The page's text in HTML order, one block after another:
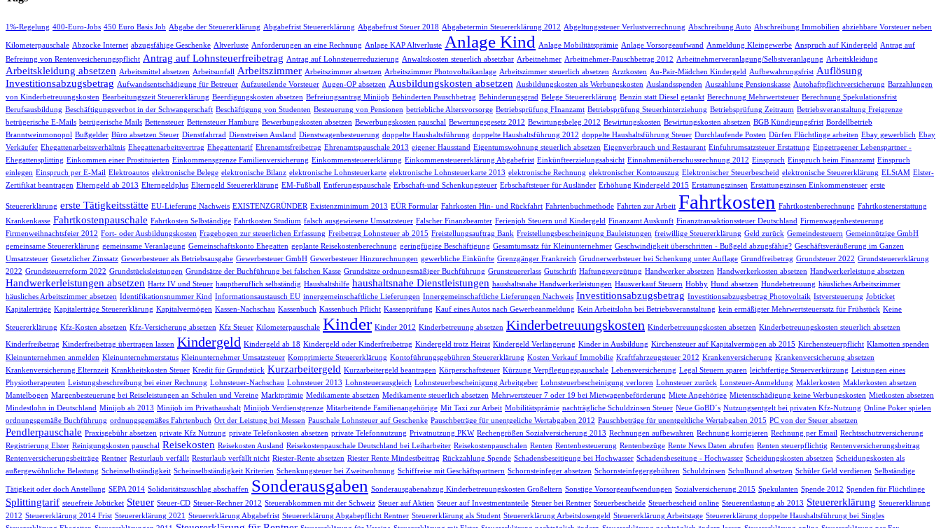
1%-Regelung 400-Euro-Jobs 450 Euro Basis Job Abgabe der Steuererklärung Abgabefrist Steuererklärung Abgabefrust Steuer 2018 Abgabetermin Steuererklärung 2012 Abgeltungssteuer Verlustverrechnung Abschreibung Auto Abschreibung Immobilien abziehbare Vorsteuer neben
Kilometerpauschale Abzocke Internet abzugsfähige Geschenke Altverluste Anforderungen an eine Rechnung Anlage KAP Altverluste Anlage Kind Anlage Mobilitätsprämie Anlage Vorsorgeaufwand Anmeldung Kleingewerbe Anspruch auf Kindergeld
Antrag auf
Befreiung von Rentenvesicherungspflicht Antrag auf Lohnsteuerfreibetrag Antrag auf Lohnsteuerreduzierung Anwaltskosten steuerlich absetzbar Arbeitnehmer Arbeitnehmer-Pauschbetrag 2012 Arbeitnehmerveranlagung/Selbstveranlagung Arbeitskleidung
Arbeitskleidung absetzen Arbeitsmittel absetzen Arbeitsunfall Arbeitszimmer Arbeitszimmer absetzen Arbeitszimmer Photovoltaikanlage Arbeitszimmer steuerlich absetzen Arztkosten Au-Pair-Mädchen Kindergeld Aufbewahrungsfrist Auflösung
Investitionsabzugsbetrag Aufwandsentschädigung für Betreuer Aufzuteilende Vorsteuer Augen-OP absetzen Ausbildungskosten absetzen Ausbildungskosten als Werbungskosten Auslandsspenden Auszahlung Pensionskasse Autohaftpflichtversicherung Barzahlungen
von Kinderbetreuungskosten Bearbeitungszeit Steuererklärung Beerdigungskosten absetzen Befreiungsantrag Minijob Behinderten Pauschbetrag Behinderungsgrad Belege Steuererklärung Benzin statt Diesel getankt Berechnung Mehrwertsteuer Berechnung Spekulationsfrist
Berufsausbildung Beschäftigungsverbot in der Schwangerschaft Beschäftigung von Studenten Besteuerung von Pensionen betriebliche Altersvorsorge Betriebsprüfung FInanzamt Betriebsprüfung Steuerhinterziehung Betriebsprüfung Zeitraum Betriebsveranstaltung Freigrenze
betrügerische E-Mails betrügerische Mails Bettensteuer Bettensteuer Hamburg Bewerbungskosten absetzen Bewerbungskosten pauschal Bewertungsgesetz 2012 Bewirtungsbeleg 2012 Bewirtungskosten Bewirtungskosten absetzen BGB Kündigungsfrist Bordellbetrieb
Branntweinmonopol Bußgelder Büro absetzen Steuer Dienstfahrrad Dienstreisen Ausland Dienstwagenbesteuerung doppelte Haushaltsführung doppelte Haushaltsführung 2012 doppelte Haushaltsführung Steuer Durchlaufende Posten Dürfen Flüchtlinge arbeiten Ebay gewerblich Ebay
Verkäufer Ehegattenarbeitsverhältnis Ehegattenarbeitsvertrag Ehegattentarif Ehrenamtsfreibetrag Ehrenamtspauschale 2013 eigener Hausstand Eigentumswohnung steuerlich absetzen Eigenverbrauch und Restaurant Einfuhrumsatzsteuer Erstattung Eingetragener Lebenspartner -
Ehegattensplitting Einkommen einer Prostituierten Einkommensgrenze Familienversicherung Einkommensteuererklärung Einkommensteuererklärung Abgabefrist Einkünfteerzielungsabsicht Einnahmenüberschussrechnung 2012 Einspruch Einspruch beim Finanzamt Einspruch
einlegen Einspruch per E-Mail Elektroautos elektronische Belege elektronische Bilanz elektronische Lohnsteuerkarte elektronische Lohnsteuerkarte 2013 elektronische Rechnung elektronischer Kontoauszug Elektronischer Steuerbescheid elektronische Steuererklärung ELStAM Elster-
Zertifikat beantragen Elterngeld ab 2013 Elterngeldplus Elterngeld Steuererklärung EM-Fußball Entferungspauschale Erbschaft-und Schenkungsteuer Erbschaftsteuer für Ausländer Erhöhung Kindergeld 2015 Erstattungszinsen Erstattungszinsen Einkommensteuer erste
Steuererklärung erste Tätigkeitsstätte EU-Lieferung Nachweis EXISTENZGRÜNDER Existenzminimum 2013 EÜR Formular Fahrkosten Hin- und Rückfahrt Fahrtenbuchmethode Fahrten zur Arbeit Fahrtkosten Fahrtkostenberechnung Fahrtkostenerstattung
Krankenkasse Fahrtkostenpauschale Fahrtkosten Selbständige Fahrtkosten Studium falsch ausgewiesene Umsatzsteuer Falscher Finanzbeamter Ferienjob Steuern und Kindergeld Finanzamt Auskunft Finanztransaktionssteuer Deutschland Firmenwagenbesteuerung
Firmenweihnachtsfeier 2012 Fort- oder Ausbildungskosten Fragebogen zur steuerlichen Erfassung Freibetrag Lohnsteuer ab 2015 Freistellungsauftrag Bank Freistellungsbescheinigung Bauleistungen freiwillige Steuererklärung Geld zurück Gemeindesteuern Gemeinnützige GmbH
gemeinsame Steuererklärung gemeinsame Veranlagung Gemeinschaftskonto Ehegatten geplante Reisekostenberechnung geringfügige Beschäftigung Gesamtumsatz für Kleinunternehmer Geschwindigkeit überschritten - Bußgeld abzugsfähig? Geschäftsveräußerung im Ganzen
Umsatzsteuer Gesetzlicher Zinssatz Gewerbesteuer als Betriebsausgabe Gewerbesteuer GmbH Gewerbesteuer Hinzurechnungen gewerbliche Einkünfte Grenzgänger Frankreich Grudnerwerbsteuer bei Schenkung unter Auflage Grundfreibetrag Grundsteuer 2022 Grundsteuererklärung
2022 Grundsteuerreform 2022 Grundstücksleistungen Grundsätze der Buchführung bei falschen Kasse Grundsätze ordnungsmäßiger Buchführung Grunsteuererlass Gutschrift Haftungsvergütung Handwerker absetzen Handwerkerkosten absetzen Handwerkerleistung absetzen
Handwerkerleistungen absetzen Hartz IV und Steuer hauptberuflich selbständig Haushaltshilfe haushaltsnahe Dienstleistungen haushaltsnahe Handwerkerleistungen Hausverkauf Steuern Hobby Hund absetzen Hundebetreuung häusliches Arbeitszimmer
häusliches Arbeitszimmer absetzen Identifikationsnummer Kind Informationsaustausch EU innergemeinschaftliche Lieferungen Innergemeinschaftliche Lieferungen Nachweis Investitionsabzugsbetrag Investitionsabzugsbetrag Photovoltaik Istversteuerung Jobticket
Kapitalerträge Kapitalerträge Steuererklärung Kapitalvermögen Kassen-Nachschau Kassenbuch Kassenbuch Pflicht Kassenprüfung Kauf eines Autos nach Gewerbeanmeldung Kein Arbeitslohn bei Betriebsveranstaltung kein ermäßigter Mehrwertsteuersatz für Frühstück Keine
Steuererklärung Kfz-Kosten absetzen Kfz-Versicherung absetzen Kfz Steuer Kilometerpauschale Kinder Kinder 2012 Kinderbetreuung absetzen Kinderbetreuungskosten Kinderbetreuungskosten absetzen Kinderbetreuungskosten steuerlich absetzen
Kinderfreibetrag Kinderfreibetrag übertragen lassen Kindergeld Kindergeld ab 18 Kindergeld oder Kinderfreibetrag Kindergeld trotz Heirat Kindergeld Verlängerung Kinder in Ausbildung Kirchensteuer auf Kapitalvermögen ab 2015 Kirchensteuerpflicht Klamotten spenden
Kleinunternehmen anmelden Kleinunternehmerstatus Kleinunternehmer Umsatzsteuer Komprimierte Steuererklärung Kontoführungsgebühren Steuererklärung Kosten Verkauf Immobilie Kraftfahrzeugsteuer 2012 Krankenversicherung Krankenversicherung absetzen
Krankenversicherung Elternzeit Krankheitskosten Steuer Kredit für Grundstück Kurzarbeitergeld Kurzarbeitergeld beantragen Körperschaftsteuer Kürzung Verpflegungspauschale Lebensversicherung Legal Steuern sparen leichtfertige Steuerverkürzung Leistungen eines
Physiotherapeuten Leistungsbeschreibung bei einer Rechnung Lohnsteuer-Nachschau Lohnsteuer 2013 Lohnsteuerausgleich Lohnsteuerbescheinigung Arbeitgeber Lohnsteuerbescheinigung verloren Lohnsteuer zurück Lonsteuer-Anmeldung Maklerkosten Maklerkosten absetzen
Mantelbogen Margenbesteuerung bei Reiseleistungen an Schulen und Vereine Marktprämie Medikamente absetzen Medikamente steuerlich absetzen Mehrwertsteuer 7 oder 19 bei Mietwagenbeförderung Miete Angehörige Mietentschädigung keine Werbungskosten Mietkosten absetzen
Mindestlohn in Deutschland Minijob ab 2013 Minijob im Privathaushalt Minijob Verdienstgrenze Mitarbeitende Familienangehörige Mit Taxi zur Arbeit Mobilitätsprämie nachträgliche Schuldzinsen Steuer Neue GoBD´s Nutzungsentgelt bei privaten Kfz-Nutzung Online Poker spielen
ordnungsgemäße Buchführung ordnungsgemäßes Fahrtenbuch Ort der Leistung bei Messen Pauschale Lohnsteuer auf Geschenke Pauschbeträge für unentgeliche Wertabgaben 2012 Pauschbeträge für unentgeltliche Wertabgaben 2015 PC von der Steuer absetzen
Pendlerpauschale Praxisgebühr absetzen private Kfz Nutzung private Telefonkosten absetzen private Telefonnutzung Privatnutzung PKW Rechengrößen Sozialversicherung 2013 Rechnungen aufbewahren Rechnung korrigieren Rechnung per Email Rechtsschutzversicherung
Registrierung Elster Reinigungskosten pauschal Reisekosten Reisekosten Ausland Reisekostenpauschale Deutschland bei Leiharbeiter Reisekostenpauschalen Renten Rentenbesteuerung Rentenbezüge Rente News Daten abrufen Renten steuerpflichtig Rentenversicherungsbeitrag
Rentenversicherungsbeiträge Rentner Resturlaub verfällt Resturlaub verfällt nicht Riester-Rente absetzen Riester Rente Mindestbeitrag Rückzahlung Spende Schadensbeseitigung bei Hochwasser Schadensbeseitung - Hochwasser Scheidungskosten absetzen Scheidungskosten als
außergewöhnliche Belastung Scheinselbständigkeit Scheinselbständigkeit Kriterien Schenkungsteuer bei Zweitwohnung Schiffreise mit Geschäftspartnern Schornsteinfeger absetzen Schornsteinfegergebühren Schuldzinsen Schulhund absetzen Schüler Geld verdienen Selbständige
Tätigkeit oder doch Anstellung SEPA 2014 Solidaritätszuschlag abschaffen Sonderausgaben Sonderausgabenabzug Kinderbetreuungskosten Großeltern Sonstige Vorsorgeaufwendungen Sozialversicherung 2015 Spekulanten Spende 2012 Spenden für Flüchtlinge
Splittingtarif steuefreie Jobticket Steuer Steuer-CD Steuer-Rechner 2012 Steuerabkommen mit der Schweiz Steuer auf Aktien Steuer auf Investmentanteile Steuer bei Rentner Steuerbescheide Steuerbescheid online Steuerentlastung ab 2013 Steuererklärung Steuererklärung
2012 Steuererklärung 2014 Frist Steuererklärung 2021 Steuererklärung Abgabefrist Steuererklärung Abgabepflicht Rentner Steuererklärung als Student Steuererklärung Arbeitslosengeld Steuererklärung Arbeitstage Steuererklärung doppelte Haushaltsführung bei Singles